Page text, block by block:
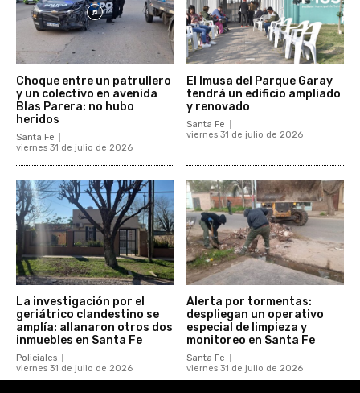
Choque entre un patrullero
y un colectivo en avenida
Blas Parera: no hubo
heridos
Santa Fe
viernes 31 de julio de 2026
El Imusa del Parque Garay
tendrá un edificio ampliado
y renovado
Santa Fe
viernes 31 de julio de 2026
La investigación por el
geriátrico clandestino se
amplía: allanaron otros dos
inmuebles en Santa Fe
Policiales
viernes 31 de julio de 2026
Alerta por tormentas:
despliegan un operativo
especial de limpieza y
monitoreo en Santa Fe
Santa Fe
viernes 31 de julio de 2026